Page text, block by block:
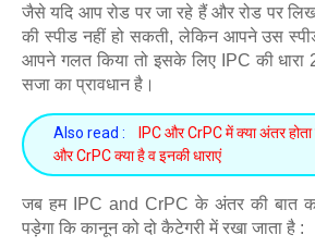
जैसे यदि आप रोड पर जा रहे हैं और रोड पर
की स्पीड नहीं हो सकती, लेकिन आपने उस
आपने गलत किया तो इसके लिए IPC की
सजा का प्रावधान है।
Also read :
IPC और CrPC में क्या अंतर
और CrPC क्या है व इनकी धाराएं
जब हम IPC and CrPC के अंतर की बात
पड़ेगा कि कानून को दो कैटेगरी में रखा जाता है :